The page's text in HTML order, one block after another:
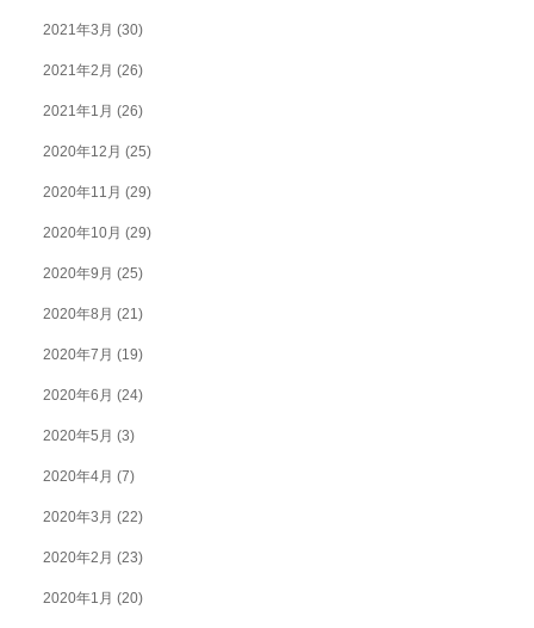
2021年3月 (30)
2021年2月 (26)
2021年1月 (26)
2020年12月 (25)
2020年11月 (29)
2020年10月 (29)
2020年9月 (25)
2020年8月 (21)
2020年7月 (19)
2020年6月 (24)
2020年5月 (3)
2020年4月 (7)
2020年3月 (22)
2020年2月 (23)
2020年1月 (20)